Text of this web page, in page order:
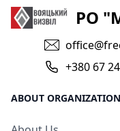
PO
+380 67
ABOUT ORGANIZATION